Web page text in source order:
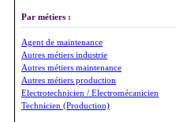
Par métiers :
Agent de maintenance
Autres métiers industrie
Autres métiers maintenance
Autres métiers production
Electrotechnicien / Electromécanicien
Technicien (Production)